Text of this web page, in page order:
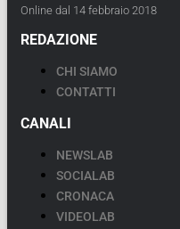
Online dal 14 febbraio 2018
REDAZIONE
CHI SIAMO
CONTATTI
CANALI
NEWSLAB
SOCIALAB
CRONACA
VIDEOLAB